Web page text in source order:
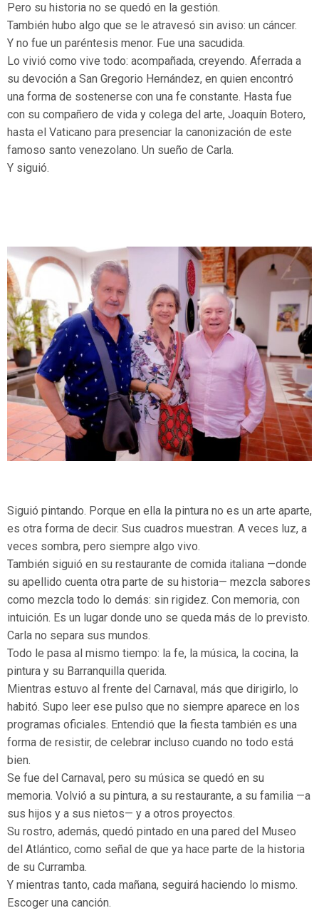
Pero su historia no se quedó en la gestión.
También hubo algo que se le atravesó sin aviso: un cáncer.
Y no fue un paréntesis menor. Fue una sacudida.
Lo vivió como vive todo: acompañada, creyendo. Aferrada a
su devoción a San Gregorio Hernández, en quien encontró
una forma de sostenerse con una fe constante. Hasta fue
con su compañero de vida y colega del arte, Joaquín Botero,
hasta el Vaticano para presenciar la canonización de este
famoso santo venezolano. Un sueño de Carla.
Y siguió.
Siguió pintando. Porque en ella la pintura no es un arte aparte,
es otra forma de decir. Sus cuadros muestran. A veces luz, a
veces sombra, pero siempre algo vivo.
También siguió en su restaurante de comida italiana —donde
su apellido cuenta otra parte de su historia— mezcla sabores
como mezcla todo lo demás: sin rigidez. Con memoria, con
intuición. Es un lugar donde uno se queda más de lo previsto.
Carla no separa sus mundos.
Todo le pasa al mismo tiempo: la fe, la música, la cocina, la
pintura y su Barranquilla querida.
Mientras estuvo al frente del Carnaval, más que dirigirlo, lo
habitó. Supo leer ese pulso que no siempre aparece en los
programas oficiales. Entendió que la fiesta también es una
forma de resistir, de celebrar incluso cuando no todo está
bien.
Se fue del Carnaval, pero su música se quedó en su
memoria. Volvió a su pintura, a su restaurante, a su familia —a
sus hijos y a sus nietos— y a otros proyectos.
Su rostro, además, quedó pintado en una pared del Museo
del Atlántico, como señal de que ya hace parte de la historia
de su Curramba.
Y mientras tanto, cada mañana, seguirá haciendo lo mismo.
Escoger una canción.